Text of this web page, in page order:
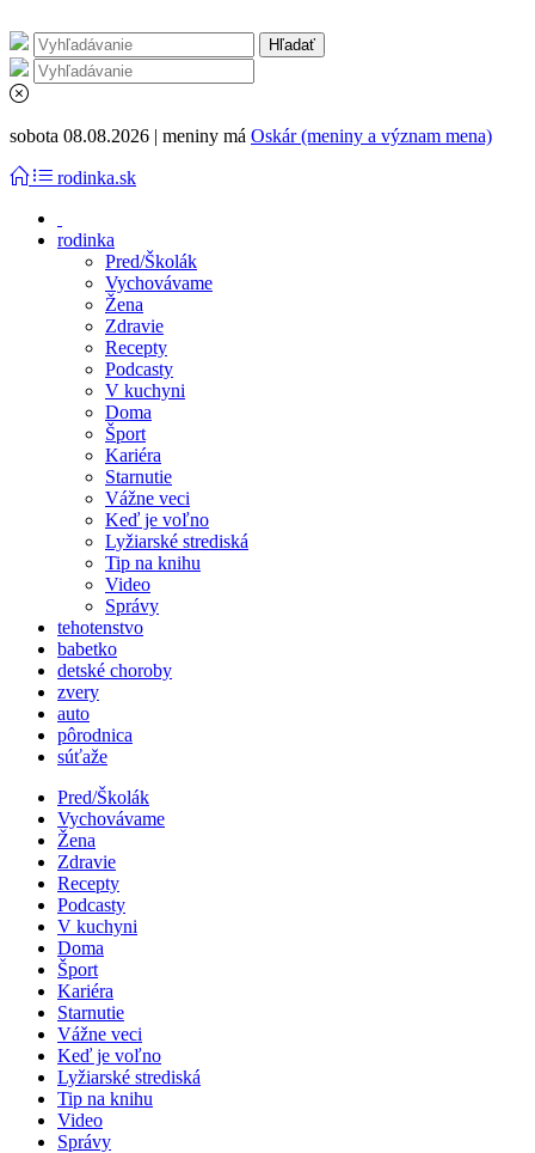
sobota 08.08.2026 | meniny má Oskár (meniny a význam mena)
rodinka.sk
rodinka
Pred/Školák
Vychovávame
Žena
Zdravie
Recepty
Podcasty
V kuchyni
Doma
Šport
Kariéra
Starnutie
Vážne veci
Keď je voľno
Lyžiarské strediská
Tip na knihu
Video
Správy
tehotenstvo
babetko
detské choroby
zvery
auto
pôrodnica
súťaže
Pred/Školák
Vychovávame
Žena
Zdravie
Recepty
Podcasty
V kuchyni
Doma
Šport
Kariéra
Starnutie
Vážne veci
Keď je voľno
Lyžiarské strediská
Tip na knihu
Video
Správy